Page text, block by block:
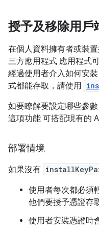
授予及移除用戶
在個人資料擁有者或裝
三方應用程式 應用程式
經過使用者介入如何安
式都能存取，請使用
如要瞭解要設定哪些參
這項功能 可搭配現有的
部署情境
如果沒有
使用者每次都必須
他們要授予憑證存
使用者安裝憑證時